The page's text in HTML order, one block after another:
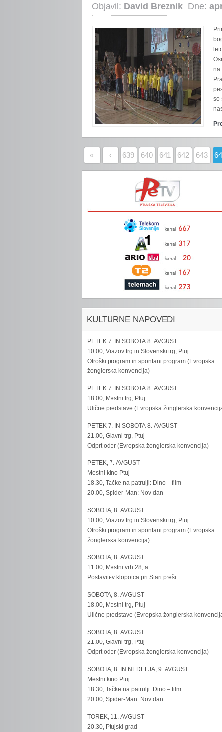
Objavil: David Breznik Dne:
na
so
« ‹ 639 640 641 642 643
KULTURNE NAPOVEDI
PETEK 7. IN SOBOTA 8. AVGUST
10.00, Vrazov trg in Slovenski trg, Ptuj
Otroški program in spontani program (Evropska
žonglerska konvencija)
PETEK 7. IN SOBOTA 8. AVGUST
18.00, Mestni trg, Ptuj
Ulične predstave (Evropska žonglerska
PETEK 7. IN SOBOTA 8. AVGUST
21.00, Glavni trg, Ptuj
Odprt oder (Evropska žonglerska konvencija)
PETEK, 7. AVGUST
Mestni kino Ptuj
18.30, Tačke na patrulji: Dino – film
20.00, Spider-Man: Nov dan
SOBOTA, 8. AVGUST
10.00, Vrazov trg in Slovenski trg, Ptuj
Otroški program in spontani program (Evropska
žonglerska konvencija)
SOBOTA, 8. AVGUST
11.00, Mestni vrh 28, a
Postavitev klopotca pri Stari preši
SOBOTA, 8. AVGUST
18.00, Mestni trg, Ptuj
Ulične predstave (Evropska žonglerska
SOBOTA, 8. AVGUST
21.00, Glavni trg, Ptuj
Odprt oder (Evropska žonglerska konvencija)
SOBOTA, 8. IN NEDELJA, 9. AVGUST
Mestni kino Ptuj
18.30, Tačke na patrulji: Dino – film
20.00, Spider-Man: Nov dan
TOREK, 11. AVGUST
20.30, Ptujski grad